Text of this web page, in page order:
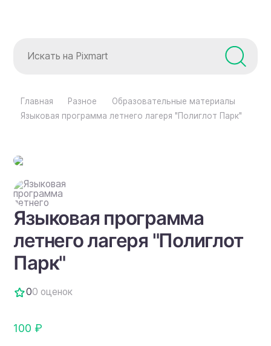
Главная Разное
Образовательные материалы
Языковая программа летнего лагеря "Полиглот Парк"
Языковая программа
летнего лагеря "Полиглот
Парк"
00 оценок
100 ₽